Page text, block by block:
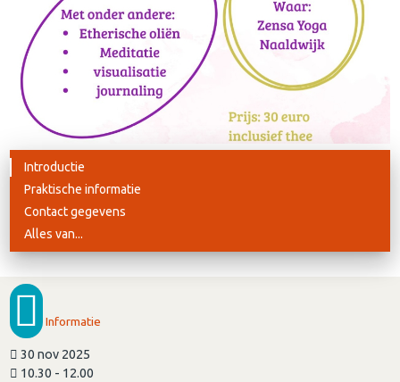
Introductie
Praktische informatie
Contact gegevens
Alles van...
Informatie
30 nov 2025
10.30 - 12.00